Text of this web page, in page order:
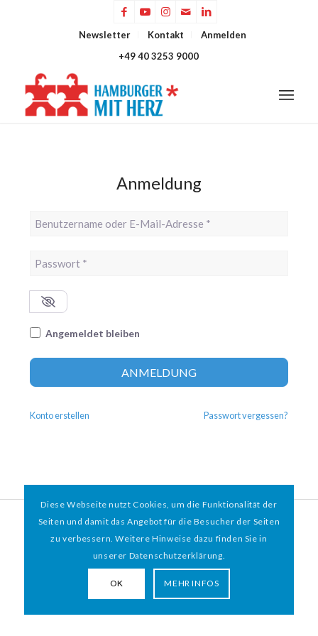
Newsletter Kontakt
Anmelden
+49 40 3253 9000
Anmeldung
Benutzername oder E-Mail-Adresse
Passwort *
Angemeldet bleiben
ANMELDUNG
Konto erstellen Passwort vergessen?
© 2026 HAMBURGER*MIT HERZ e.V. | WEBDESIGN BY WEBIGAMI
Diese Webseite nutzt Cookies, um die Funktionalität der
Seiten und damit das Angebot für die Besucher der Seiten
zu verbessern. Weitere Hinweise dazu finden Sie in
unserer Datenschutzerklärung.
OK MEHR INFOS